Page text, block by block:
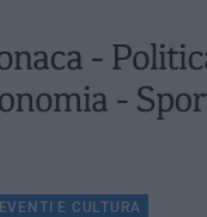
EVENTI E CULTURA